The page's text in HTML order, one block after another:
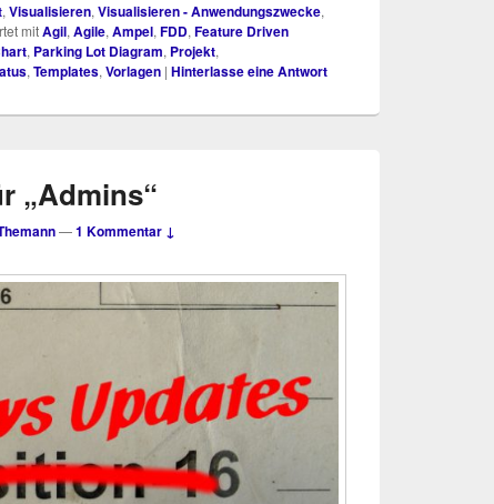
, Visualisieren, Visualisieren - Anwendungszwecke,
mitAgil, Agile, Ampel, FDD, Feature Driven
, Parking Lot Diagram, Projekt,
, Templates, Vorlagen | Hinterlasse eine Antwort
„Admins“
—1 Kommentar ↓